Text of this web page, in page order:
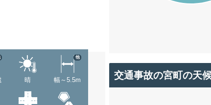
晴 幅～5.5m
他
交通事故の宮町の天